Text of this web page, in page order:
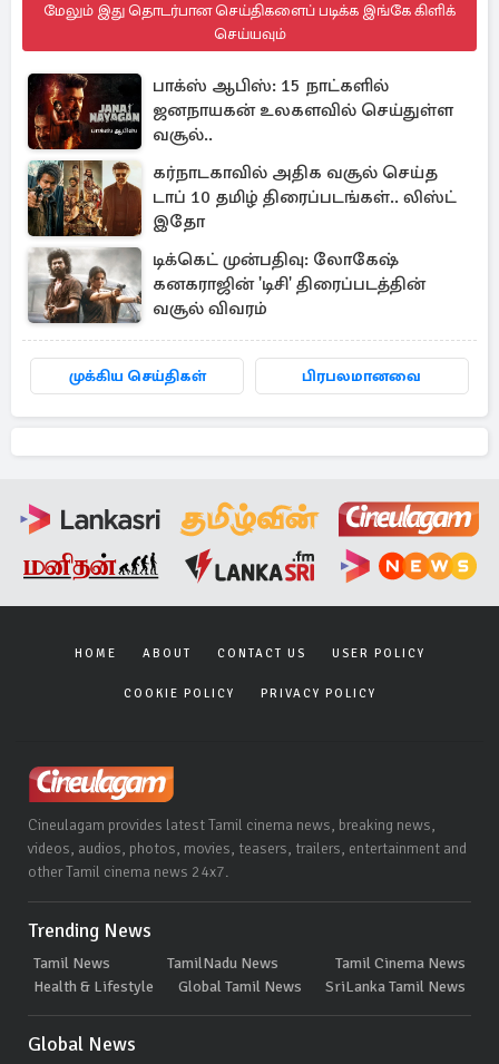
மேலும் இது தொடர்பான செய்திகளைப் படிக்க இங்கே கிளிக்
செய்யவும்
பாக்ஸ் ஆபிஸ்: 15 நாட்களில்
ஜனநாயகன் உலகளவில் செய்துள்ள
வசூல்..
கர்நாடகாவில் அதிக வசூல் செய்த
டாப் 10 தமிழ் திரைப்படங்கள்.. லிஸ்ட்
இதோ
டிக்கெட் முன்பதிவு: லோகேஷ்
கனகராஜின் 'டிசி' திரைப்படத்தின்
வசூல் விவரம்
முக்கிய செய்திகள் பிரபலமானவை
HOME ABOUT CONTACT US USER POLICY
COOKIE POLICY PRIVACY POLICY
Cineulagam provides latest Tamil cinema news, breaking news,
videos, audios, photos, movies, teasers, trailers, entertainment and
other Tamil cinema news 24x7.
Trending News
Tamil News TamilNadu News
Tamil Cinema News
Health & Lifestyle
Global Tamil News SriLanka Tamil News
Global News